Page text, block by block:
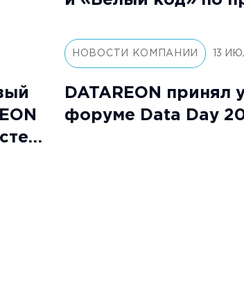
Специалист»
НОВОСТИ КОМПАНИИ 13
DATAREON принял
форуме Data Day